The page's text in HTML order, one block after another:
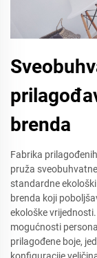
brenda
Fabrika
pruža
standardne
brenda koji
ekološke
mogućnosti
prilagođene boje,